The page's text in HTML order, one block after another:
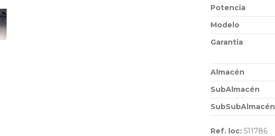
Potencia
Modelo
Garantia
Almacén
SubAlmacén
SubSubAlmacén
Ref. loc: 511786